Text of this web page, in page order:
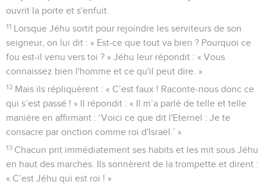
ouvrit la porte et s'enfuit.
11 Lorsque Jéhu sortit pour rejoindre les serviteurs de son
seigneur, on lui dit : « Est-ce que tout va bien ? Pourquoi ce
fou est-il venu vers toi ? » Jéhu leur répondit : « Vous
connaissez bien l'homme et ce qu'il peut dire. »
12 Mais ils répliquèrent : « C’est faux ! Raconte-nous donc ce
qui s’est passé ! » Il répondit : « Il m’a parlé de telle et telle
manière en affirmant : ‘Voici ce que dit l'Eternel : Je te
consacre par onction comme roi d'Israël.’ »
13 Chacun prit immédiatement ses habits et les mit sous Jéhu
en haut des marches. Ils sonnèrent de la trompette et dirent :
« C’est Jéhu qui est roi ! »